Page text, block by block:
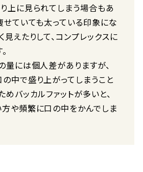
上に見られてしまう場合もあ
せていても太っている印象にな
見えたりして、コンプレックスに
量には個人差がありますが、
中で盛り上がってしまうこと
めバッカルファットが多いと、
や頻繁に口の中をかんでしま